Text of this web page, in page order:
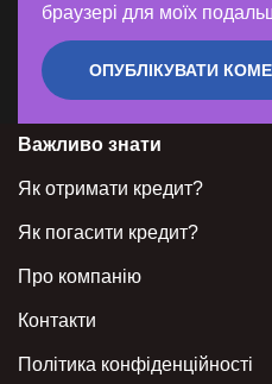
браузері для моїх
Важливо знати
Як отримати кредит?
Як погасити кредит?
Про компанію
Контакти
Політика конфіденційності